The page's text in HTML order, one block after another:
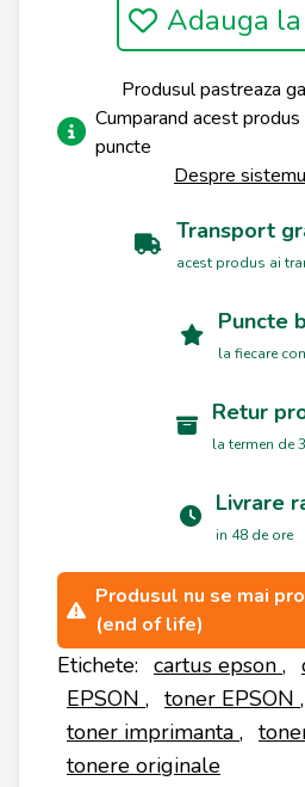
Adauga
Produsul pastreaza
Cumparand acest
puncte
Despre
Transport
acest produs ai
Puncte
la fiecare
Retur
la termen de
Livrare
in 48 de ore
Produsul nu se mai
(end of life)
Etichete: cartus epson ,
EPSON , toner EPSON ,
toner imprimanta ,
tonere originale